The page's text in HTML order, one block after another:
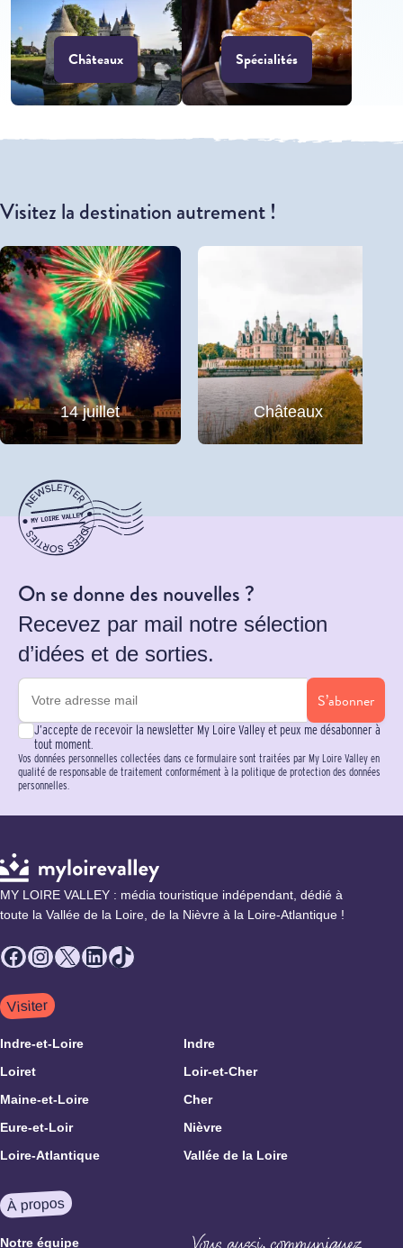
Châteaux Spécialités
Visitez la destination autrement !
14 juillet Châteaux
On se donne des nouvelles ?
Recevez par mail notre sélection
d’idées et de sorties.
S’abonner
J’accepte de recevoir la newsletter My Loire Valley et peux me désabonner à
tout moment.
Vos données personnelles collectées dans ce formulaire sont traitées par My Loire Valley en
qualité de responsable de traitement conformément à la politique de protection des données
personnelles.
MY LOIRE VALLEY : média touristique indépendant, dédié à
toute la Vallée de la Loire, de la Nièvre à la Loire-Atlantique !
Facebook
Instagram
X LinkedIn
TikTok
Visiter
Indre-et-Loire
Indre
Loiret
Loir-et-Cher
Maine-et-Loire
Cher
Eure-et-Loir
Nièvre
Loire-Atlantique
Vallée de la Loire
À propos
Notre équipe